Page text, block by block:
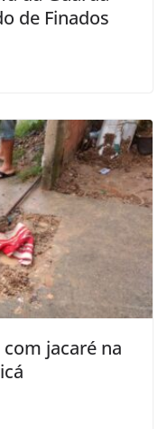
de Finados
jacaré na